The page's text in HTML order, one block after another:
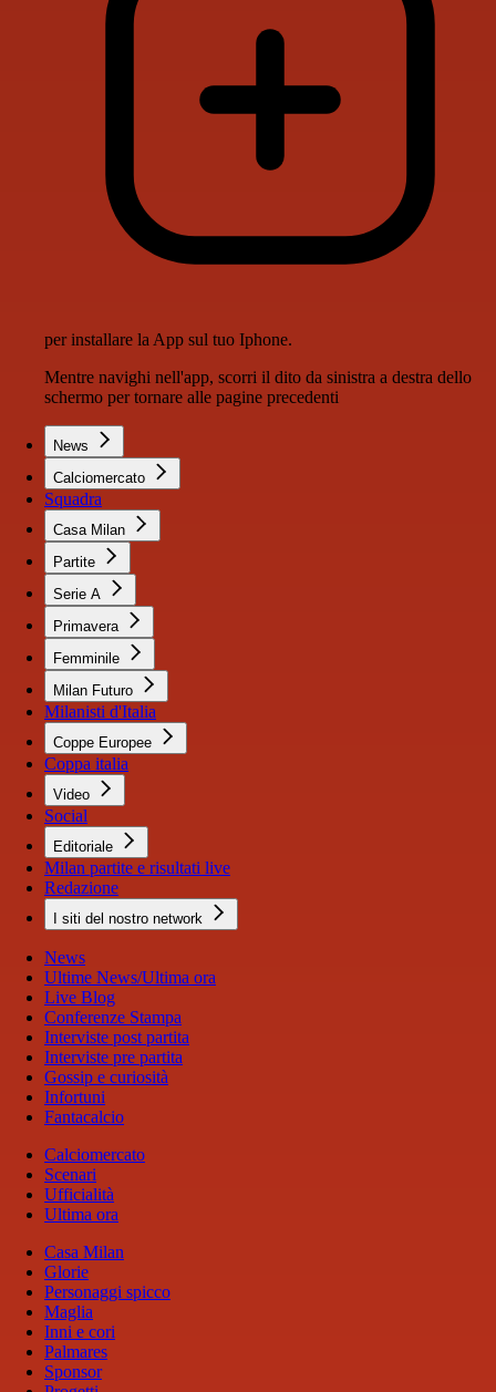
per installare la App sul tuo Iphone.
Mentre navighi nell'app, scorri il dito da sinistra a destra dello
schermo per tornare alle pagine precedenti
News
Calciomercato
Squadra
Casa Milan
Partite
Serie A
Primavera
Femminile
Milan Futuro
Milanisti d'Italia
Coppe Europee
Coppa italia
Video
Social
Editoriale
Milan partite e risultati live
Redazione
I siti del nostro network
News
Ultime News/Ultima ora
Live Blog
Conferenze Stampa
Interviste post partita
Interviste pre partita
Gossip e curiosità
Infortuni
Fantacalcio
Calciomercato
Scenari
Ufficialità
Ultima ora
Casa Milan
Glorie
Personaggi spicco
Maglia
Inni e cori
Palmares
Sponsor